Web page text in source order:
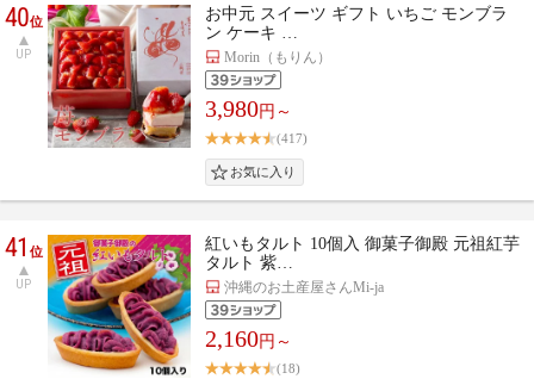
40位
UP
お中元 スイーツ ギフト いちご モンブラ
ン ケーキ …
Morin（もりん）
3,980円～
(417)
41位
UP
紅いもタルト 10個入 御菓子御殿 元祖紅芋
タルト 紫…
沖縄のお土産屋さんMi-ja
2,160円～
(18)